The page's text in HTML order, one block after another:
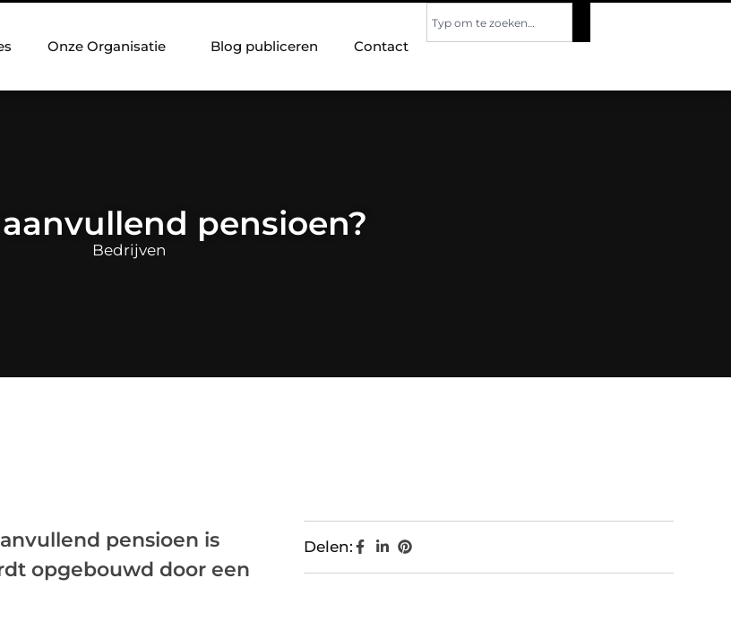
Onze Organisatie Blog publiceren Contact
pensioen?
Bedrijven
pensioen is
opgebouwd door een
Delen: